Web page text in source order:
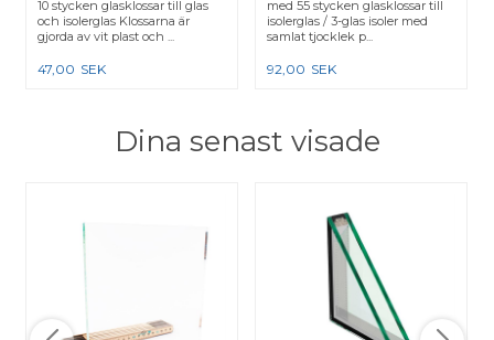
10 stycken glasklossar till glas
och isolerglas Klossarna är
gjorda av vit plast och ...
47,00 SEK
med 55 stycken glasklossar till
isolerglas / 3-glas isoler med
samlat tjocklek p...
92,00 SEK
Dina senast visade